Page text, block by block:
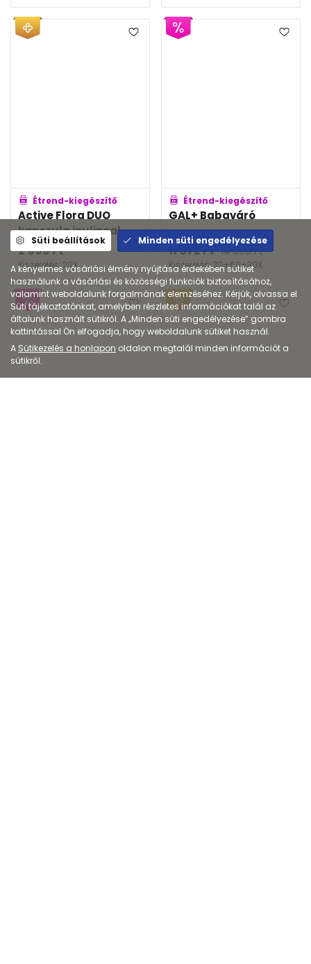
Étrend-kiegészítő
Active Flora DUO
kapszula inulinnal
2 999Ft
Kiszerelés: 20X
Étrend-kiegészítő
GAL+ Babaváró
11 672Ft 14 590Ft
Kiszerelés: 30+60+30X
Süti beállítások Minden süti engedélyezése
A kényelmes vásárlási élmény nyújtása érdekében sütiket
használunk a vásárlási és közösségi funkciók biztosításához,
valamint weboldalunk forgalmának elemzéséhez. Kérjük, olvassa el
Süti tájékoztatónkat, amelyben részletes információkat talál az
általunk használt sütikről. A „Minden süti engedélyezése” gombra
kattintással Ön elfogadja, hogy weboldalunk sütiket használ.
A Sütikezelés a honlapon oldalon megtalál minden információt a
sütikről.